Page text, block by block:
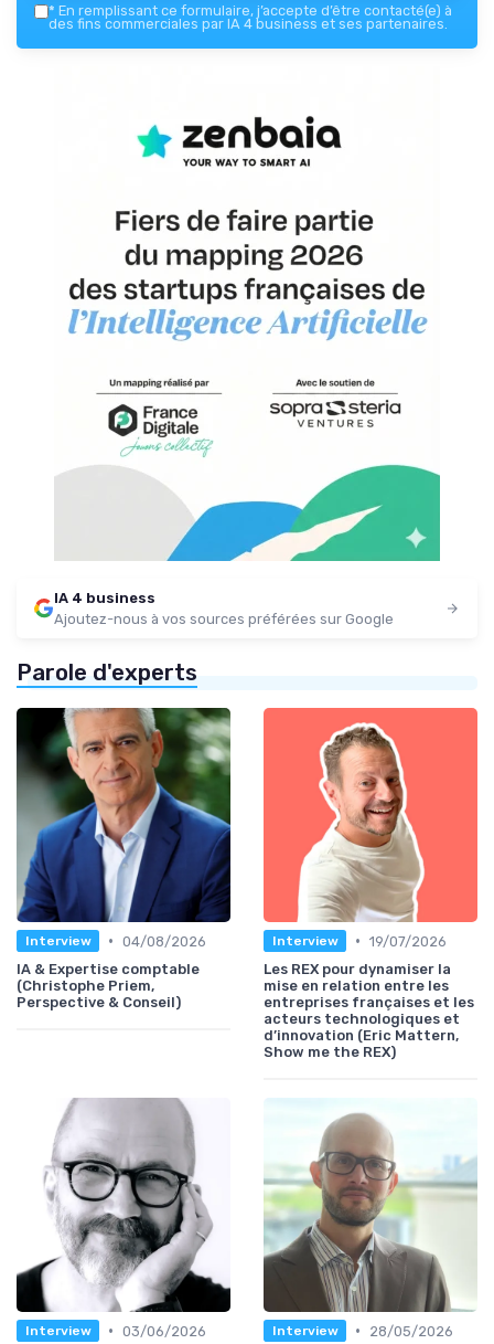
* En remplissant ce formulaire, j’accepte d’être contacté(e) à
des fins commerciales par IA 4 business et ses partenaires.
IA 4 business
Ajoutez-nous à vos sources préférées sur Google
Parole d'experts
Interview • 04/08/2026
IA & Expertise comptable
(Christophe Priem,
Perspective & Conseil)
Interview • 19/07/2026
Les REX pour dynamiser la
mise en relation entre les
entreprises françaises et les
acteurs technologiques et
d’innovation (Eric Mattern,
Show me the REX)
Interview • 03/06/2026 Interview • 28/05/2026